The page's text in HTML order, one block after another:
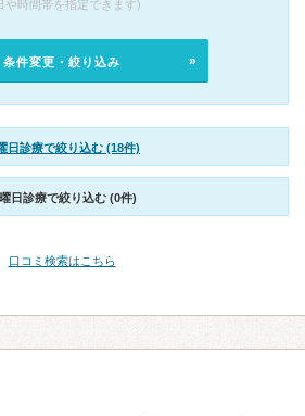
や時間帯を指定できます)
条件変更・絞り込み
日診療で絞り込む (18件)
日診療で絞り込む (0件)
口コミ検索はこちら